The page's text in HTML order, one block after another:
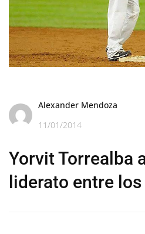
Alexander Mendoza
11/01/2014
Yorvit Torrealba
liderato entre